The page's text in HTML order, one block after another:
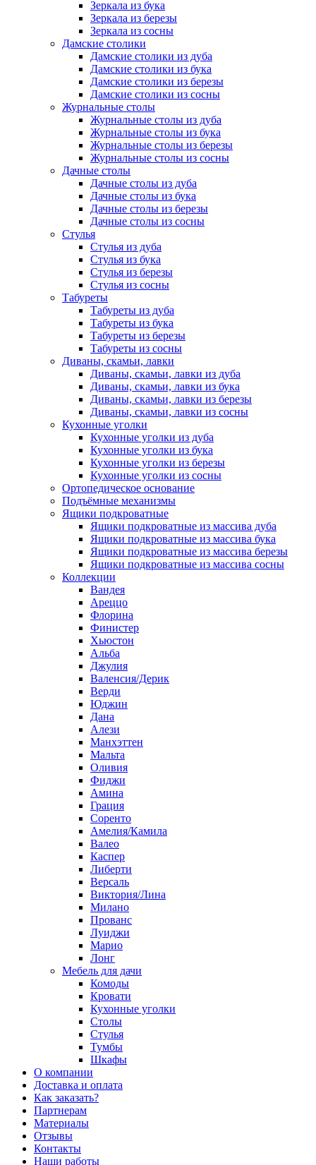
Зеркала из бука
Зеркала из березы
Зеркала из сосны
Дамские столики
Дамские столики из дуба
Дамские столики из бука
Дамские столики из березы
Дамские столики из сосны
Журнальные столы
Журнальные столы из дуба
Журнальные столы из бука
Журнальные столы из березы
Журнальные столы из сосны
Дачные столы
Дачные столы из дуба
Дачные столы из бука
Дачные столы из березы
Дачные столы из сосны
Стулья
Стулья из дуба
Стулья из бука
Стулья из березы
Стулья из сосны
Табуреты
Табуреты из дуба
Табуреты из бука
Табуреты из березы
Табуреты из сосны
Диваны, скамьи, лавки
Диваны, скамьи, лавки из дуба
Диваны, скамьи, лавки из бука
Диваны, скамьи, лавки из березы
Диваны, скамьи, лавки из сосны
Кухонные уголки
Кухонные уголки из дуба
Кухонные уголки из бука
Кухонные уголки из березы
Кухонные уголки из сосны
Ортопедическое основание
Подъёмные механизмы
Ящики подкроватные
Ящики подкроватные из массива дуба
Ящики подкроватные из массива бука
Ящики подкроватные из массива березы
Ящики подкроватные из массива сосны
Коллекции
Вандея
Ареццо
Флорина
Финистер
Хьюстон
Альба
Джулия
Валенсия/Дерик
Верди
Юджин
Дана
Алези
Манхэттен
Мальта
Оливия
Фиджи
Амина
Грация
Соренто
Амелия/Камила
Валео
Каспер
Либерти
Версаль
Виктория/Лина
Милано
Прованс
Луиджи
Марио
Лонг
Мебель для дачи
Комоды
Кровати
Кухонные уголки
Столы
Стулья
Тумбы
Шкафы
О компании
Доставка и оплата
Как заказать?
Партнерам
Материалы
Отзывы
Контакты
Наши работы